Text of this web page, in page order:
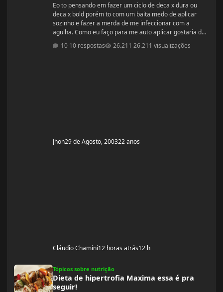
Eo to pensando em fazer um ciclo de deca x dura ou
deca x bold porém to com um baita medo de aplicar
sozinho e fazer a merda de me infeccionar com a
agulha. Como eu faço para me auto aplicar gostaria de
saber que tipo de injeção que é se ela é intramuscular
essas coisas do tipo, também os locais de aplicação e
10 respostas 26.211 visualizações
Jhon29 de Agosto, 200322 anos
Cláudio Chamini12 horas atrás12 h
Tópicos sobre nutrição
Dieta de hipertrofia Maxima essa é pra
seguir!